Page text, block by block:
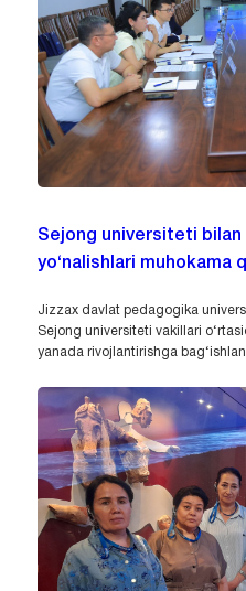
Sejong universiteti bilan
yo‘nalishlari muhokama
Jizzax davlat pedagogika
Sejong universiteti vakillari
yanada rivojlantirishga